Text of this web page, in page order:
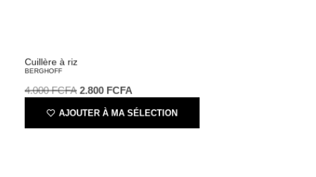
Cuillère à riz
BERGHOFF
4.000FCFA 2.800 FCFA
AJOUTER À MA SÉLECTION